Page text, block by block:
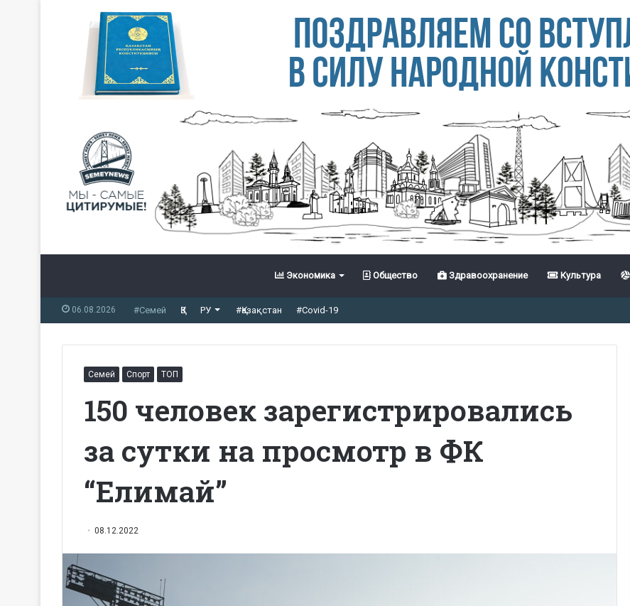
Экономика Общество Здравоохранение Культура
06.08.2026 #Семей ҚЗ РУ #Қазақстан #Covid-19
Семей Спорт ТОП
150 человек зарегистрировались
за сутки на просмотр в ФК
“Елимай”
08.12.2022